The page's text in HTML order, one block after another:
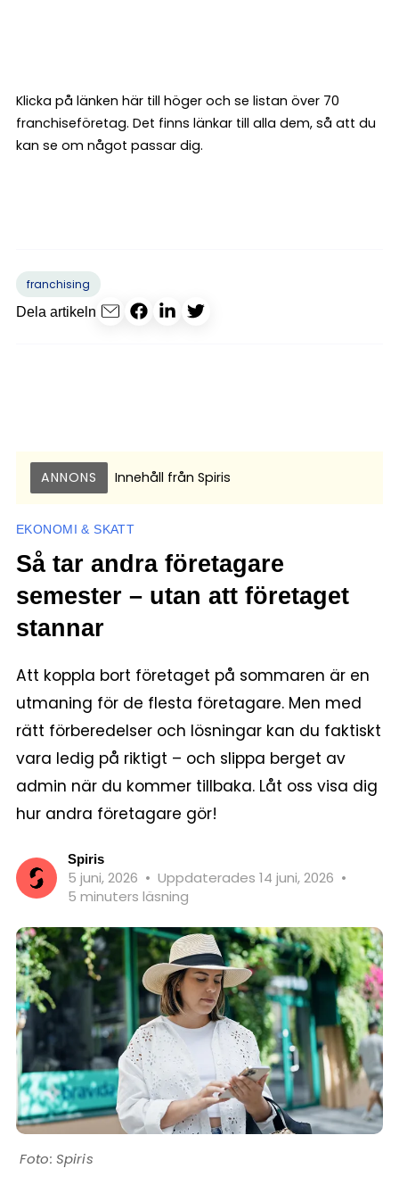
Klicka på länken här till höger och se listan över 70
franchiseföretag. Det finns länkar till alla dem, så att du
kan se om något passar dig.
franchising
Dela artikeln
ANNONS Innehåll från Spiris
EKONOMI & SKATT
Så tar andra företagare
semester – utan att företaget
stannar
Att koppla bort företaget på sommaren är en
utmaning för de flesta företagare. Men med
rätt förberedelser och lösningar kan du faktiskt
vara ledig på riktigt – och slippa berget av
admin när du kommer tillbaka. Låt oss visa dig
hur andra företagare gör!
Spiris
5 juni, 2026 • Uppdaterades 14 juni, 2026 •
5 minuters läsning
Spiris